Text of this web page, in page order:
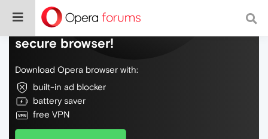
Do more on the web, with a fast and
secure browser!
Download Opera browser with:
built-in ad blocker
battery saver
free VPN